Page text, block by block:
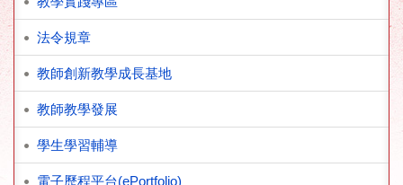
法令規章
教師創新教學成長基地
教師教學發展
學生學習輔導
電子歷程平台(ePortfolio)